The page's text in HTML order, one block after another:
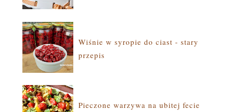
Wiśnie w syropie do ciast - stary
przepis
Pieczone warzywa na ubitej fecie